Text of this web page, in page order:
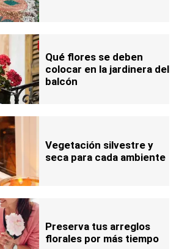
Qué flores se deben
colocar en la jardinera del
balcón
Vegetación silvestre y
seca para cada ambiente
Preserva tus arreglos
florales por más tiempo